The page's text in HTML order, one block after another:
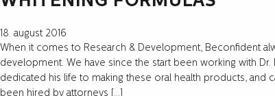
18. august 2016
When it comes to Research & Development, Beconfident
development. We have since the start been working with
dedicated his life to making these oral health products, and
been hired by attorneys […]